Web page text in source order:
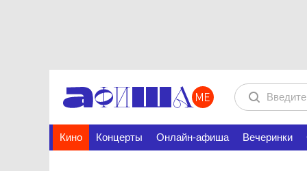
Кино Концерты Онлайн-афиша Вечеринки